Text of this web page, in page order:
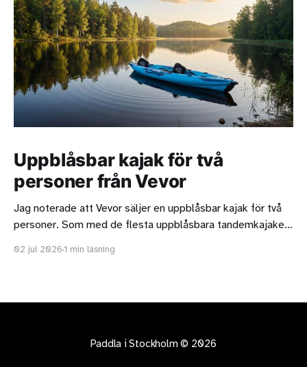
Uppblåsbar kajak för två
personer från Vevor
Jag noterade att Vevor säljer en uppblåsbar kajak för två
personer. Som med de flesta uppblåsbara tandemkajaker
två långa personer. Kajaken från Vevor är strax under 4,4
02 jul 20261 min läsning
Paddla i Stockholm © 2026